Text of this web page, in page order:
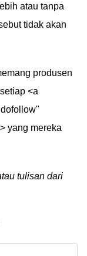
atau tanpa
tidak akan
produsen
<a
yang mereka
tulisan dari